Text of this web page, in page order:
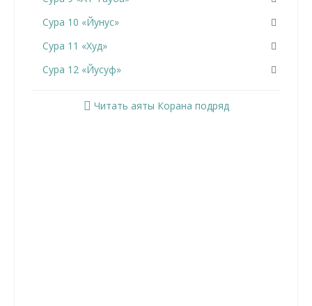
Сура 10 «Йунус»
Сура 11 «Худ»
Сура 12 «Йусуф»
Читать аяты Корана подряд